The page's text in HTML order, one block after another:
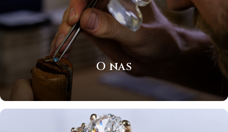
O nas